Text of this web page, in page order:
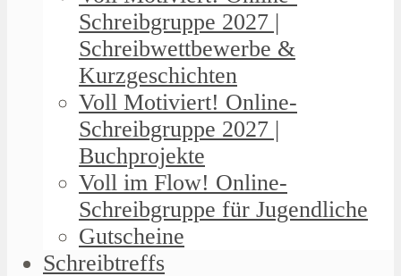
Schreibgruppe 2027 |
Schreibwettbewerbe &
Kurzgeschichten
Voll Motiviert! Online-
Schreibgruppe 2027 |
Buchprojekte
Voll im Flow! Online-
Schreibgruppe für Jugendliche
Gutscheine
Schreibtreffs